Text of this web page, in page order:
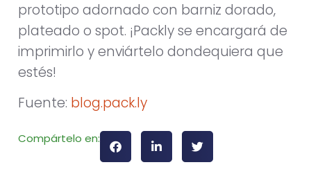
prototipo adornado con barniz dorado,
plateado o spot. ¡Packly se encargará de
imprimirlo y enviártelo dondequiera que
estés!
Fuente: blog.pack.ly
Compártelo en: